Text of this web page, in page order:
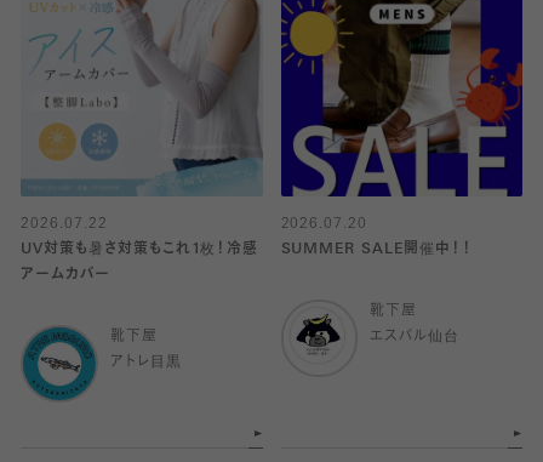
2026.07.22
UV対策も暑さ対策もこれ1枚！冷感
アームカバー
靴下屋
アトレ目黒
2026.07.20
SUMMER SALE開催中！！
靴下屋
エスパル仙台